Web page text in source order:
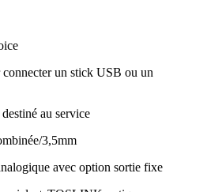
un stick USB ou un
au service
3,5mm
avec option sortie fixe